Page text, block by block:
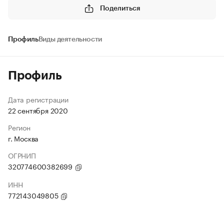
Поделиться
ПрофильВиды деятельности
Профиль
Дата регистрации
22 сентября 2020
Регион
г. Москва
ОГРНИП
320774600382699
ИНН
772143049805